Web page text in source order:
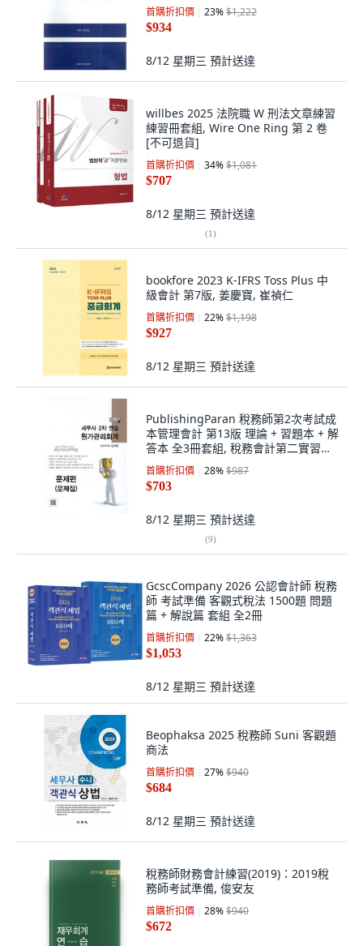
首購折扣價 23%$1,222
$934
8/12 星期三 預計送達
willbes 2025 法院職 W 刑法文章練習
練習冊套組, Wire One Ring 第 2 卷
[不可退貨]
首購折扣價 34%$1,081
$707
8/12 星期三 預計送達
(1)
bookfore 2023 K-IFRS Toss Plus 中
級會計 第7版, 姜慶寶, 崔禎仁
首購折扣價 22%$1,198
$927
8/12 星期三 預計送達
PublishingParan 稅務師第2次考試成
本管理會計 第13版 理論 + 習題本 + 解
答本 全3冊套組, 稅務會計第二實習成
本管理會計理論, 任世鎮 (作者)
首購折扣價 28%$987
$703
8/12 星期三 預計送達
(9)
GcscCompany 2026 公認會計師 稅務
師 考試準備 客觀式稅法 1500題 問題
篇 + 解說篇 套組 全2冊
首購折扣價 22%$1,363
$1,053
8/12 星期三 預計送達
Beophaksa 2025 稅務師 Suni 客觀題
商法
首購折扣價 27%$940
$684
8/12 星期三 預計送達
稅務師財務會計練習(2019)：2019稅
務師考試準備, 俊安友
首購折扣價 28%$940
$672